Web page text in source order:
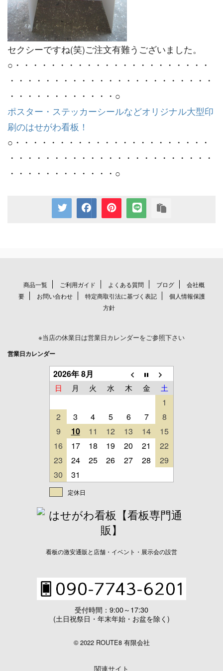
セクシーですね(笑)ご注文有難うございました。
○・・・・・・・・・・・・・・・・・・・・・・
・・・・・・・・・・・・・・・・・・・・・・・
・・・・・・・・・・・・○
ポスター・ステッカーシールなどオリジナル大型印
刷のはせがわ看板！
○・・・・・・・・・・・・・・・・・・・・・・
・・・・・・・・・・・・・・・・・・・・・・・
・・・・・・・・・・・・○
商品一覧 ご利用ガイド よくある質問 ブログ
会社概
要
お問い合わせ 特定商取引法に基づく表記
個人情報保護
方針
※当店の休業日は営業日カレンダーをご参照下さい
営業日カレンダー
2026年 8月
日 月 火 水 木 金 土
1
2
3 4 5 6 7
8
9
10 11 12 13 14
15
16
17 18 19 20 21
22
23
24 25 26 27 28
29
30
31
定休日
看板の激安通販と店舗・イベント・展示会の設営
受付時間：9:00～17:30
(土日祝祭日・年末年始・お盆を除く)
© 2022 ROUTE8 有限会社
関連サイト